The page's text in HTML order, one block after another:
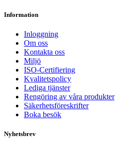
Information
Inloggning
Om oss
Kontakta oss
Miljö
ISO-Certifiering
Kvalitetspolicy
Lediga tjänster
Rengöring av våra produkter
Säkerhetsföreskrifter
Boka besök
Nyhetsbrev